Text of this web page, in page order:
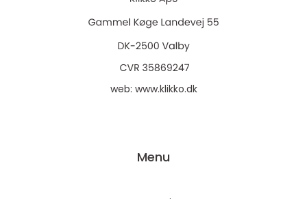
web: www.klikko.dk
Menu